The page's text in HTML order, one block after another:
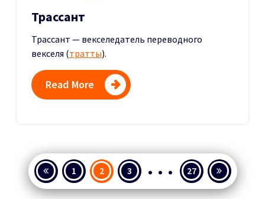
Трассант
Трассант — векселедатель переводного
векселя (тратты).
Read More
Posts
pagination
1 2 3 … 27